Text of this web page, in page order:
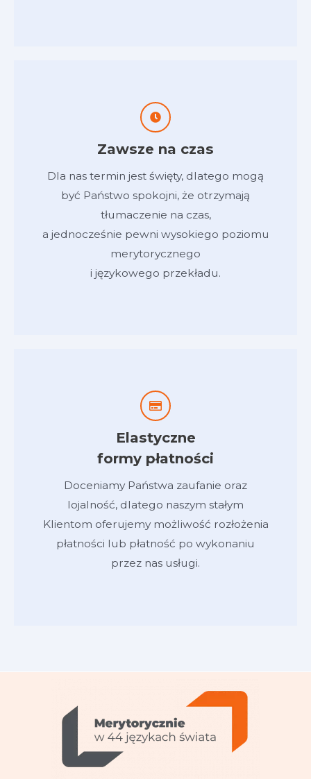
Zawsze na czas
Dla nas termin jest święty, dlatego mogą
być Państwo spokojni, że otrzymają
tłumaczenie na czas,
a jednocześnie pewni wysokiego poziomu
merytorycznego
i językowego przekładu.
Elastyczne
formy płatności
Doceniamy Państwa zaufanie oraz
lojalność, dlatego naszym stałym
Klientom oferujemy możliwość rozłożenia
płatności lub płatność po wykonaniu
przez nas usługi.